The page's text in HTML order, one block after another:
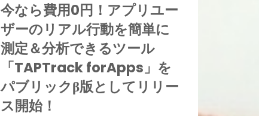
今なら費用0円！アプリユー
ザーのリアル行動を簡単に
測定＆分析できるツール
「TAPTrack forApps」を
パブリックβ版としてリリー
ス開始！